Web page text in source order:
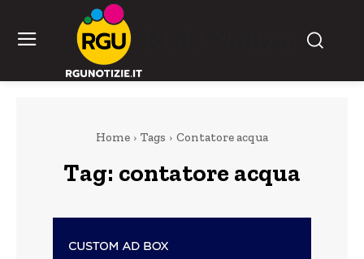
Home Tags Contatore acqua
Tag: contatore acqua